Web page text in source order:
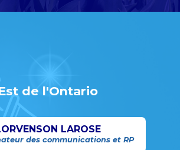
de l'Ontario
LAROSE
des communications et RP